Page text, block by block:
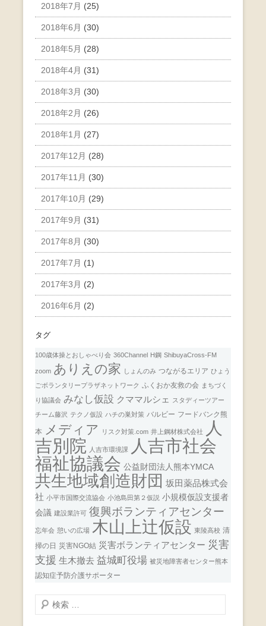
2018年7月 (25)
2018年6月 (30)
2018年5月 (28)
2018年4月 (31)
2018年3月 (30)
2018年2月 (26)
2018年1月 (27)
2017年12月 (28)
2017年11月 (30)
2017年10月 (29)
2017年9月 (31)
2017年8月 (30)
2017年7月 (1)
2017年3月 (2)
2016年6月 (2)
タグ
100歳体操とおしゃべり会 360Channel H鋼 ShibuyaCross-FM
zoom ありえの家 しょんのみ つながるエリア ひょう
ごボランタリープラザネットワーク ふくおか友救の会 まちづく
り協議会 みなし仮設 クママルシェ
スタディーツアー
チーム藤沢 テクノ仮設 ハチの巣対策 バルビー フードバンク熊
本 メディア リスク対策.com 井上鋼材株式会社
人
吉別院
人吉市環境課
人吉市社会
福祉協議会 公益財団法人熊本YMCA
共生地域創造財団 坂田薬品株式会
社 小平市国際交流協会 小池島田第２仮説 小規模仮設支援者
会議 建設業許可 復興ボランティアセンター
忘年会 憩いの広場 木山上辻仮設 東陵高校 清
掃の日 災害NGO結 災害ボランティアセンター 災害
支援 生木撤去 益城町役場 被災地障害者センター熊本
認知症予防介護サポーター
検
索